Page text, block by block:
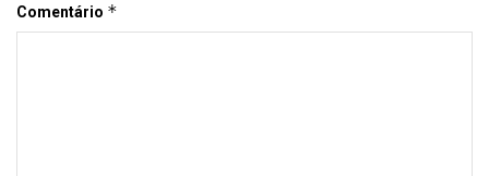
Comentário *